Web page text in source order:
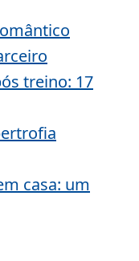
treino: 17
casa: um